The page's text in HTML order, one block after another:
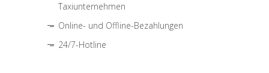
Taxiunternehmen
Online- und Offline-Bezahlungen
24/7-Hotline